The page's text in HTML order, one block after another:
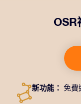
一個精美的信封、
文件以及免費應用
新功能： 免費